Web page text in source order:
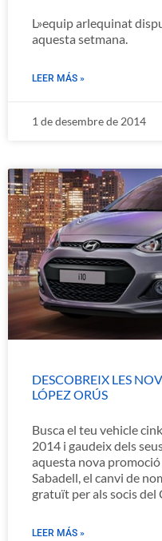
L»equip arlequinat
aquesta setmana.
LEER MÁS »
1 de desembre de 2014
DESCOBREIX LES
LÓPEZ ORÚS
Busca el teu vehicle
2014 i gaudeix dels
aquesta nova
Sabadell, el canvi de
gratuït per als socis del
LEER MÁS »